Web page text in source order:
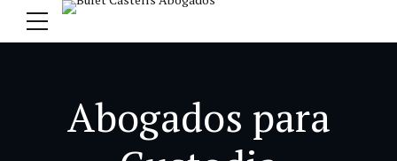
Abogados para